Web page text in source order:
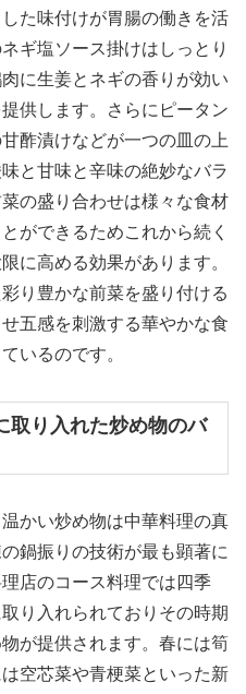
た味付けが胃腸の働きを活
ギ塩ソース掛けはしっとり
に生姜とネギの香りが効い
供します。さらにピータン
酢漬けなどが一つの皿の上
と甘味と辛味の絶妙なバラ
の盛り合わせは様々な食材
ができるためこれから続く
に高める効果があります。
り豊かな前菜を盛り付ける
五感を刺激する華やかな食
いるのです。
取り入れた炒め物のバ
かい炒め物は中華料理の真
鍋振りの技術が最も顕著に
店のコース料理では四季
り入れられておりその時期
が提供されます。春には筍
空芯菜や青梗菜といった新